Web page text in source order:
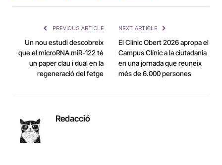
PREVIOUS ARTICLE
Un nou estudi descobreix
que el microRNA miR-122 té
un paper clau i dual en la
regeneració del fetge
NEXT ARTICLE
El Clínic Obert 2026 apropa el
Campus Clínic a la ciutadania
en una jornada que reuneix
més de 6.000 persones
Redacció